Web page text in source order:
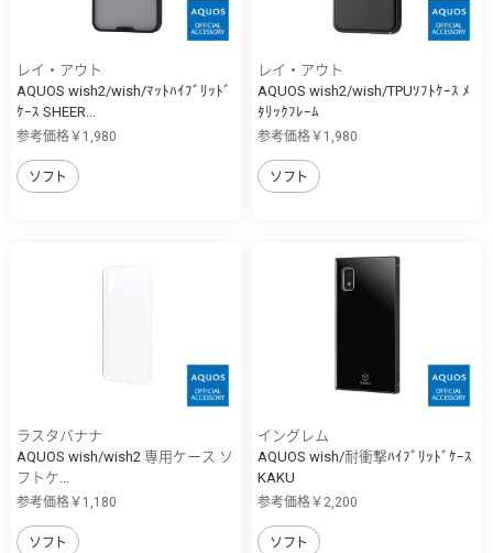
レイ・アウト
AQUOS wish2/wish/ﾏｯﾄﾊｲﾌﾞﾘｯﾄﾞ
ｹｰｽ SHEER...
参考価格￥1,980
ソフト
レイ・アウト
AQUOS wish2/wish/TPUｿﾌﾄｹｰｽ ﾒ
ﾀﾘｯｸﾌﾚｰﾑ
参考価格￥1,980
ソフト
ラスタバナナ
AQUOS wish/wish2 専用ケース ソ
フトケ...
参考価格￥1,180
ソフト
イングレム
AQUOS wish/耐衝撃ﾊｲﾌﾞﾘｯﾄﾞｹｰｽ
KAKU
参考価格￥2,200
ソフト